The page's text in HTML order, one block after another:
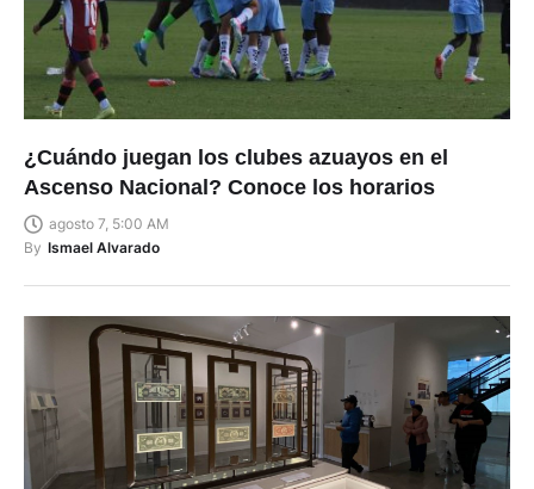
¿Cuándo juegan los clubes azuayos en el
Ascenso Nacional? Conoce los horarios
agosto 7, 5:00 AM
By Ismael Alvarado